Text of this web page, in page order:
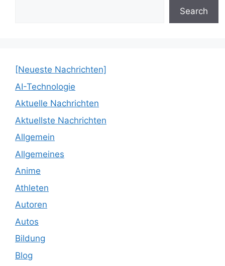
Search
[Neueste Nachrichten]
AI-Technologie
Aktuelle Nachrichten
Aktuellste Nachrichten
Allgemein
Allgemeines
Anime
Athleten
Autoren
Autos
Bildung
Blog